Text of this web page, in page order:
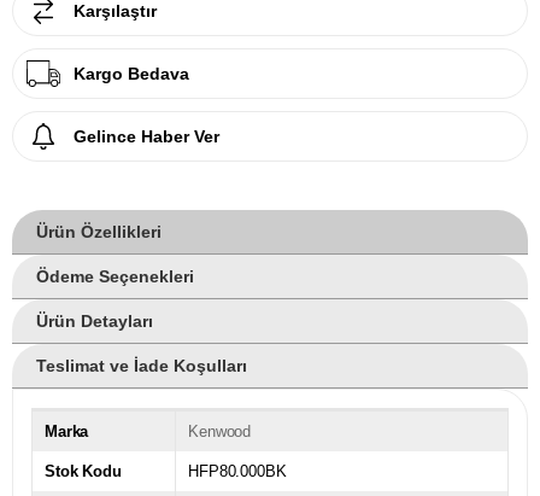
Karşılaştır
Kargo Bedava
Gelince Haber Ver
Ürün Özellikleri
Ödeme Seçenekleri
Ürün Detayları
Teslimat ve İade Koşulları
Marka Kenwood
Stok Kodu HFP80.000BK